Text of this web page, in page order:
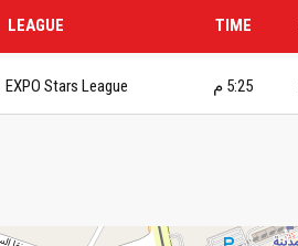
TIME
LEAGUE
5:25 م EXPO Stars League